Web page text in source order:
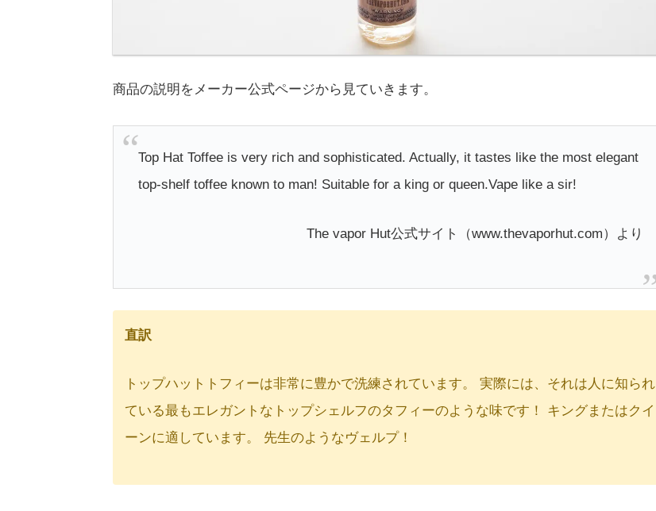
商品の説明をメーカー公式ページから見ていきます。
Top Hat Toffee is very rich and sophisticated. Actually, it tastes like the most elegant
top-shelf toffee known to man! Suitable for a king or queen.Vape like a sir!
The vapor Hut公式サイト（www.thevaporhut.com）より
直訳
トップハットトフィーは非常に豊かで洗練されています。 実際には、それは人に知られ
ている最もエレガントなトップシェルフのタフィーのような味です！ キングまたはクイ
ーンに適しています。 先生のようなヴェルプ！